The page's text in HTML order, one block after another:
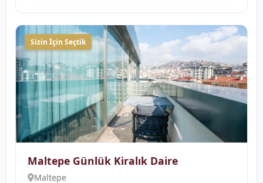
Sizin İçin Seçtik
Maltepe Günlük Kiralık Daire
Maltepe